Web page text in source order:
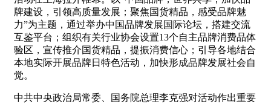
牌建设，引领高质量发展；聚焦国货精品，感受品牌魅
力”为主题，通过举办中国品牌发展国际论坛，搭建交流
互鉴平台；组织有关行业协会设置13个自主品牌消费品体
验区，宣传推介国货精品，提振消费信心；引导各地结合
本地实际开展品牌日特色活动，加快形成品牌发展社会自
觉。
中共中央政治局常委、国务院总理李克强对活动作出重要